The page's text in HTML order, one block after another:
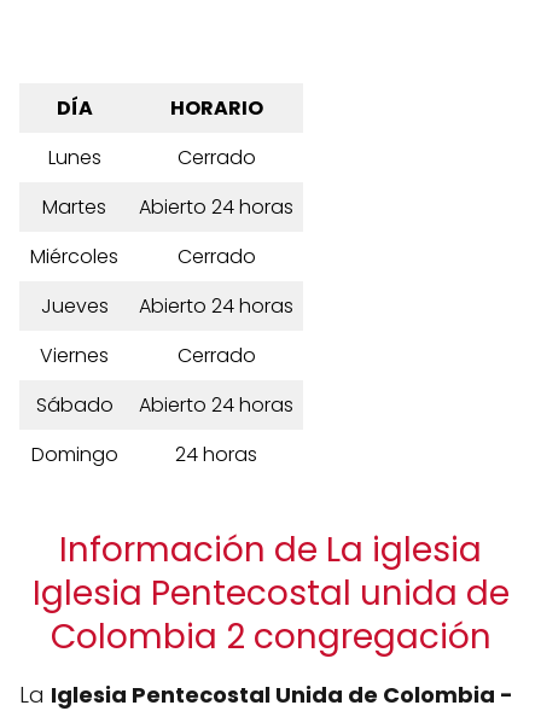
DÍA
HORARIO
Lunes
Cerrado
Martes
Abierto 24 horas
Miércoles
Cerrado
Jueves
Abierto 24 horas
Viernes
Cerrado
Sábado
Abierto 24 horas
Domingo
24 horas
Información de La iglesia
Iglesia Pentecostal unida de
Colombia 2 congregación
La Iglesia Pentecostal Unida de Colombia -